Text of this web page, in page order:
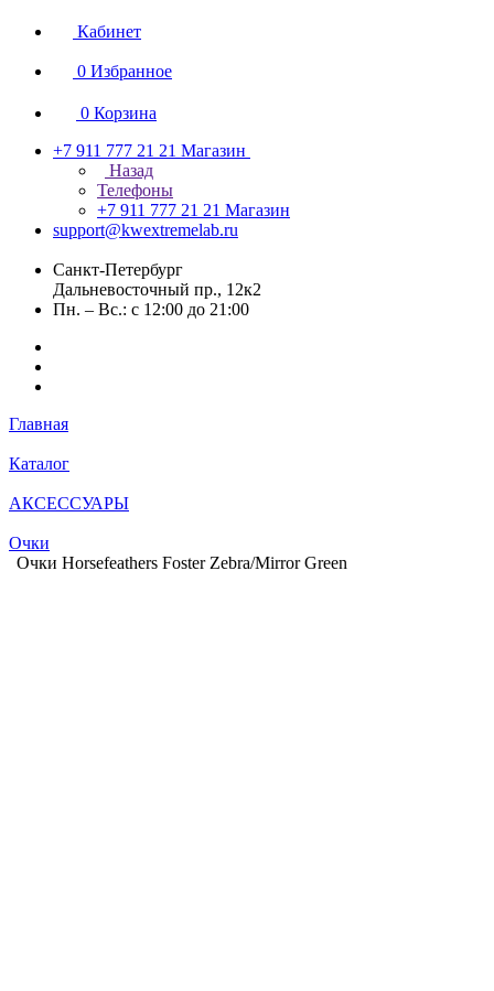
Кабинет
0 Избранное
0 Корзина
+7 911 777 21 21 Магазин
Назад
Телефоны
+7 911 777 21 21 Магазин
support@kwextremelab.ru
Санкт-Петербург
Дальневосточный пр., 12к2
Пн. – Вс.: с 12:00 до 21:00
Главная
Каталог
АКСЕССУАРЫ
Очки
Очки Horsefeathers Foster Zebra/Mirror Green